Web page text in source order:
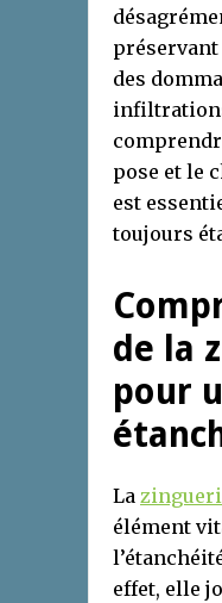
des
pose et le
est
toujours
de la
pour
La
élément
effet, elle